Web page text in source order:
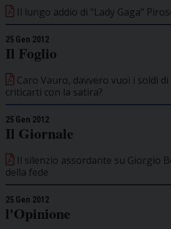
Il lungo addio di "Lady Gaga"
25 Gen 2012
Il Foglio
Caro Vauro, davvero vuoi i soldi
criticarti con la satira?
25 Gen 2012
Il Giornale
Il silenzio assordante su Giorgio
della fede
25 Gen 2012
l'Opinione